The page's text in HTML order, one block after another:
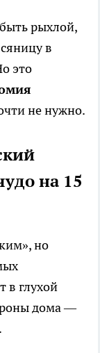
рыхлой,
в
это
не нужно.
на 15
но
в глухой
дома —